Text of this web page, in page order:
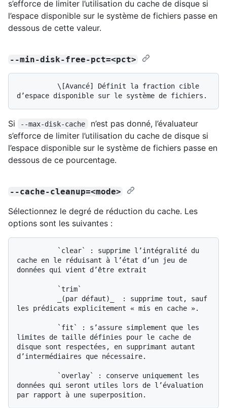
s’efforce de limiter l’utilisation du cache de disque si
l’espace disponible sur le système de fichiers passe en
dessous de cette valeur.
--min-disk-free-pct=<pct>
Si --max-disk-cache
n’est pas donné, l’évaluateur
s’efforce de limiter l’utilisation du cache de disque si
l’espace disponible sur le système de fichiers passe en
dessous de ce pourcentage.
--cache-cleanup=<mode>
Sélectionnez le degré de réduction du cache. Les
options sont les suivantes :
cache en le réduisant à l’état d’un jeu de
données qui vient d’être extrait
les prédicats explicitement « mis en cache ».
limites de taille définies pour le cache de
disque sont respectées, en supprimant autant
d’intermédiaires que nécessaire.
données qui seront utiles lors de l’évaluation